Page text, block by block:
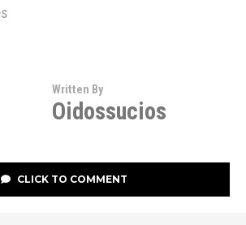
Written By
Oidossucios
CLICK TO COMMENT